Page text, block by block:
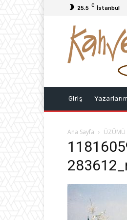
25.5 C İstanbul
Giriş
Ana Sayfa ÜZÜMÜ